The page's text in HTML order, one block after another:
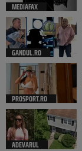
MEDIAFAX
GANDUL.RO
PROSPORT.RO
ADEVARUL